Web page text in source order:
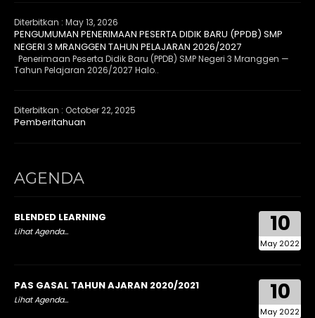
Diterbitkan : May 13, 2026
PENGUMUMAN PENERIMAAN PESERTA DIDIK BARU (PPDB) SMP
NEGERI 3 MRANGGEN TAHUN PELAJARAN 2026/2027
Penerimaan Peserta Didik Baru (PPDB) SMP Negeri 3 Mranggen —
Tahun Pelajaran 2026/2027 Halo..
Diterbitkan : October 22, 2025
Pemberitahuan
AGENDA
10
May 2022
BLENDED LEARNING
Lihat Agenda...
10
May 2022
PAS GASAL TAHUN AJARAN 2020/2021
Lihat Agenda...